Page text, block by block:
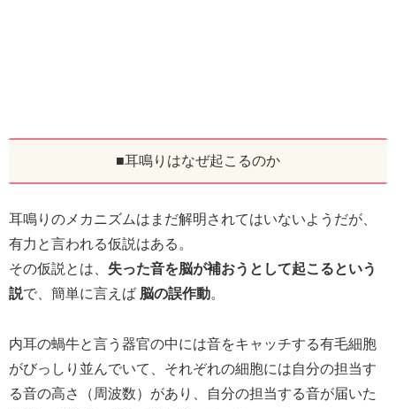
■耳鳴りはなぜ起こるのか
耳鳴りのメカニズムはまだ解明されてはいないようだが、
有力と言われる仮説はある。
その仮説とは、 失った音を脳が補おうとして起こるという
説で、簡単に言えば 脳の誤作動。
内耳の蝸牛と言う器官の中には音をキャッチする有毛細胞
がびっしり並んでいて、それぞれの細胞には自分の担当す
る音の高さ（周波数）があり、自分の担当する音が届いた